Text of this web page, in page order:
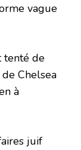
vague
tenté de
Chelsea
à
juif